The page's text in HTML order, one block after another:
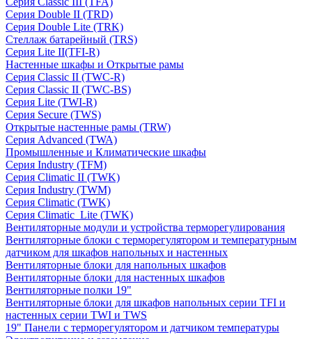
Серия Double II (TRD)
Серия Double Lite (TRK)
Стеллаж батарейный (TRS)
Серия Lite II(TFI-R)
Настенные шкафы и Открытые рамы
Серия Classic II (TWC-R)
Серия Classic II (TWC-BS)
Серия Lite (TWI-R)
Серия Secure (TWS)
Открытые настенные рамы (TRW)
Серия Advanced (TWA)
Промышленные и Климатические шкафы
Серия Industry (TFM)
Серия Climatic II (TWK)
Серия Industry (TWM)
Серия Climatic (TWK)
Серия Climatic_Lite (TWK)
Вентиляторные модули и устройства терморегулирования
Вентиляторные блоки с терморегулятором и температурным
датчиком для шкафов напольных и настенных
Вентиляторные блоки для напольных шкафов
Вентиляторные блоки для настенных шкафов
Вентиляторные полки 19"
Вентиляторные блоки для шкафов напольных серии TFI и
настенных серии TWI и TWS
19" Панели с терморегулятором и датчиком температуры